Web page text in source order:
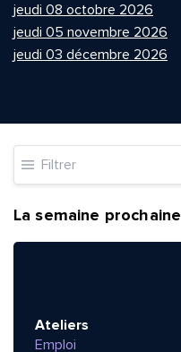
jeudi 08 octobre 2026
jeudi 05 novembre 2026
jeudi 03 décembre 2026
Filtrer
La semaine prochaine
Ateliers
Emploi